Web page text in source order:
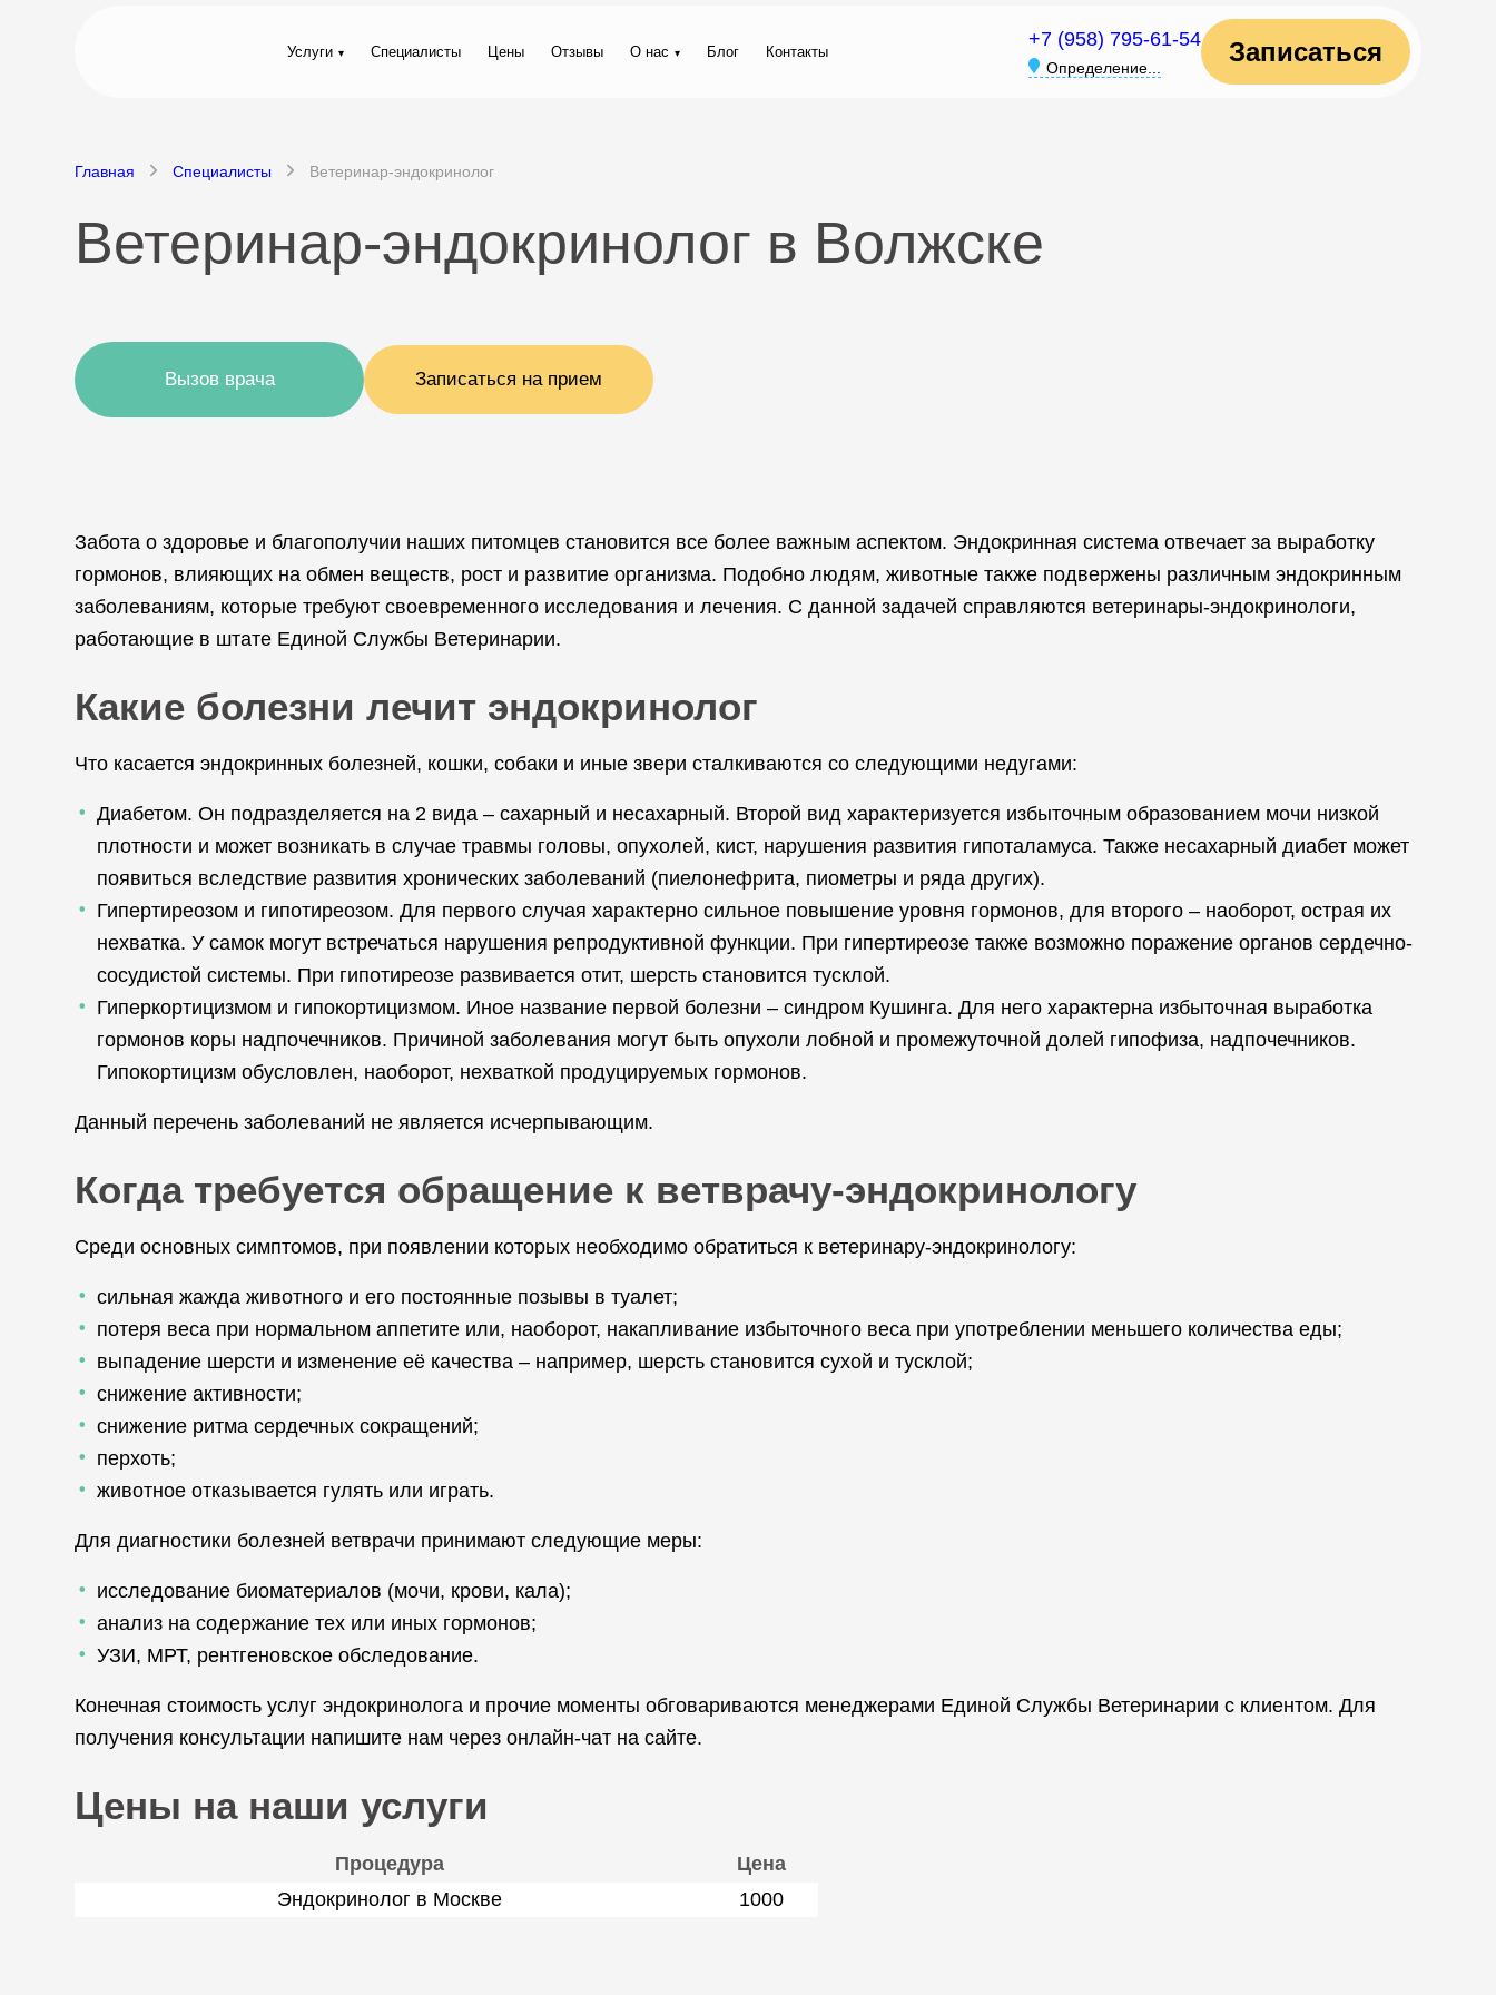
Услуги Специалисты Цены Отзывы О нас Блог Контакты
+7 (958) 795-61-54
Определение...
Записаться
Главная Специалисты Ветеринар-эндокринолог
Ветеринар-эндокринолог в Волжске
Вызов врача Записаться на прием
Забота о здоровье и благополучии наших питомцев становится все более важным аспектом. Эндокринная система отвечает за выработку
гормонов, влияющих на обмен веществ, рост и развитие организма. Подобно людям, животные также подвержены различным эндокринным
заболеваниям, которые требуют своевременного исследования и лечения. С данной задачей справляются ветеринары-эндокринологи,
работающие в штате Единой Службы Ветеринарии.
Какие болезни лечит эндокринолог
Что касается эндокринных болезней, кошки, собаки и иные звери сталкиваются со следующими недугами:
Диабетом. Он подразделяется на 2 вида – сахарный и несахарный. Второй вид характеризуется избыточным образованием мочи низкой
плотности и может возникать в случае травмы головы, опухолей, кист, нарушения развития гипоталамуса. Также несахарный диабет может
появиться вследствие развития хронических заболеваний (пиелонефрита, пиометры и ряда других).
Гипертиреозом и гипотиреозом. Для первого случая характерно сильное повышение уровня гормонов, для второго – наоборот, острая их
нехватка. У самок могут встречаться нарушения репродуктивной функции. При гипертиреозе также возможно поражение органов сердечно-
сосудистой системы. При гипотиреозе развивается отит, шерсть становится тусклой.
Гиперкортицизмом и гипокортицизмом. Иное название первой болезни – синдром Кушинга. Для него характерна избыточная выработка
гормонов коры надпочечников. Причиной заболевания могут быть опухоли лобной и промежуточной долей гипофиза, надпочечников.
Гипокортицизм обусловлен, наоборот, нехваткой продуцируемых гормонов.
Данный перечень заболеваний не является исчерпывающим.
Когда требуется обращение к ветврачу-эндокринологу
Среди основных симптомов, при появлении которых необходимо обратиться к ветеринару-эндокринологу:
сильная жажда животного и его постоянные позывы в туалет;
потеря веса при нормальном аппетите или, наоборот, накапливание избыточного веса при употреблении меньшего количества еды;
выпадение шерсти и изменение её качества – например, шерсть становится сухой и тусклой;
снижение активности;
снижение ритма сердечных сокращений;
перхоть;
животное отказывается гулять или играть.
Для диагностики болезней ветврачи принимают следующие меры:
исследование биоматериалов (мочи, крови, кала);
анализ на содержание тех или иных гормонов;
УЗИ, МРТ, рентгеновское обследование.
Конечная стоимость услуг эндокринолога и прочие моменты обговариваются менеджерами Единой Службы Ветеринарии с клиентом. Для
получения консультации напишите нам через онлайн-чат на сайте.
Цены на наши услуги
Процедура
Цена
Эндокринолог в Москве
1000